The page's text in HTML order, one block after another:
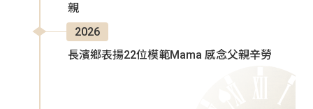
親
2026
長濱鄉表揚22位模範Mama 感念父親辛勞